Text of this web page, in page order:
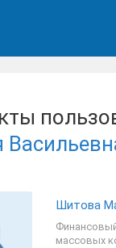
Шитова
массовых